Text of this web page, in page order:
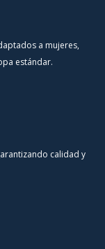
a mujeres,
estándar.
calidad y